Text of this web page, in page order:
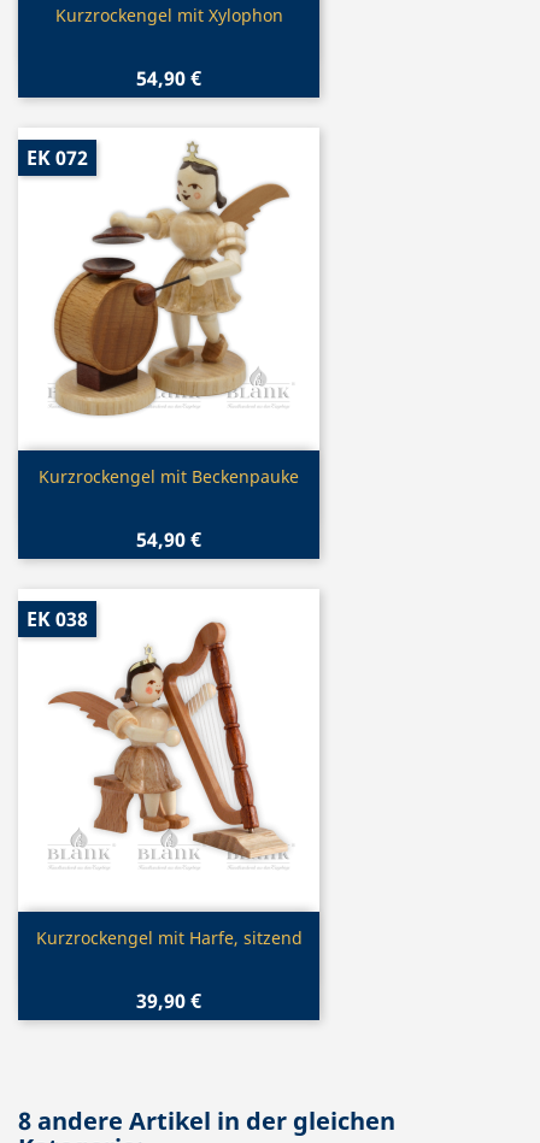
Vorschau
Kurzrockengel mit Xylophon
54,90 €
Vorschau
Kurzrockengel mit Beckenpauke
54,90 €
EK 072
Vorschau
Kurzrockengel mit Harfe, sitzend
39,90 €
EK 038
8 andere Artikel in der gleichen